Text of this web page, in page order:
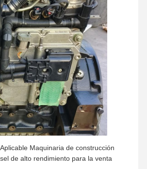
Maquinaria de construcción
de alto rendimiento para la venta